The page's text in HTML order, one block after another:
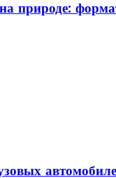
природе: